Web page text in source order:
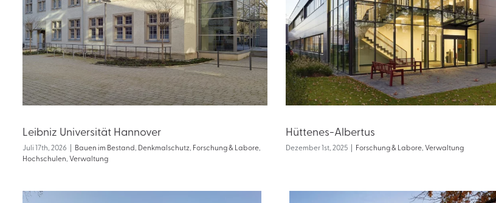
Leibniz Universität Hannover
Juli 17th, 2026 | Bauen im Bestand, Denkmalschutz, Forschung & Labore,
Hochschulen,Verwaltung
Hüttenes-Albertus
Dezember 1st, 2025 | Forschung & Labore,Verwaltung